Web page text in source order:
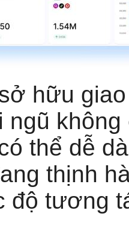
hữu
ngũ
thể dễ
thịnh
độ tương